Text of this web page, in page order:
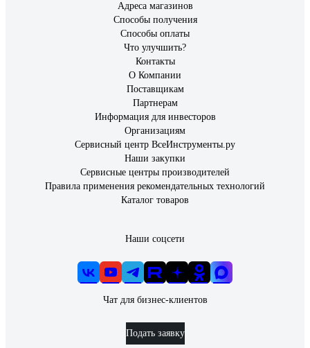
Адреса магазинов
Способы получения
Способы оплаты
Что улучшить?
Контакты
О Компании
Поставщикам
Партнерам
Информация для инвесторов
Организациям
Сервисный центр ВсеИнструменты.ру
Наши закупки
Сервисные центры производителей
Правила применения рекомендательных технологий
Каталог товаров
Наши соцсети
Чат для бизнес-клиентов
Подать заявку